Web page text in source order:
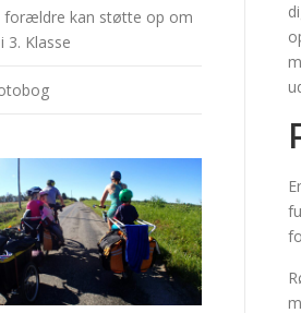
forældre kan støtte op om
3. Klasse